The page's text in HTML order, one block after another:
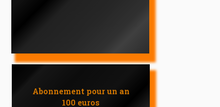
Abonnement pour un an
100 euros